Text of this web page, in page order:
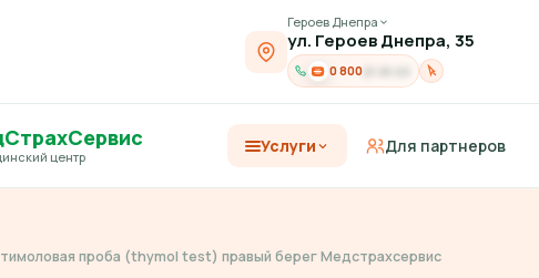
Героев Днепра
ул. Героев Днепра, 35
0 80021-91-03
центр
Услуги Для партнеров
проба (thymol test) правый берег Медстрахсервис